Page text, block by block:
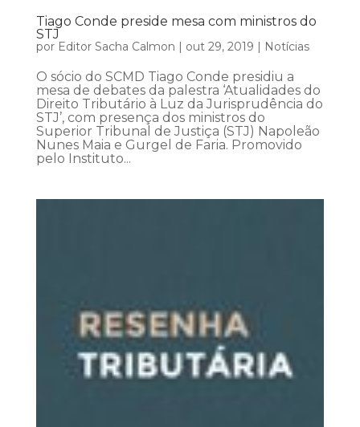
Tiago Conde preside mesa com ministros do
STJ
por Editor Sacha Calmon | out 29, 2019 | Notícias
O sócio do SCMD Tiago Conde presidiu a
mesa de debates da palestra ‘Atualidades do
Direito Tributário à Luz da Jurisprudência do
STJ’, com presença dos ministros do
Superior Tribunal de Justiça (STJ) Napoleão
Nunes Maia e Gurgel de Faria. Promovido
pelo Instituto...